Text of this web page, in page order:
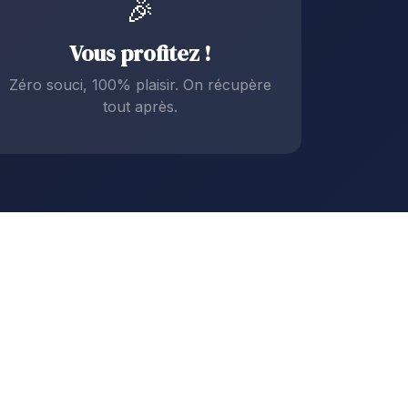
🎉
Vous profitez !
Zéro souci, 100% plaisir. On récupère
tout après.